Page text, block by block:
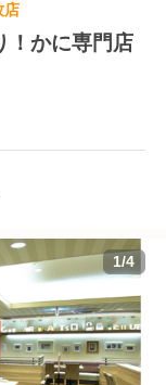
店
！かに専門店
1/4